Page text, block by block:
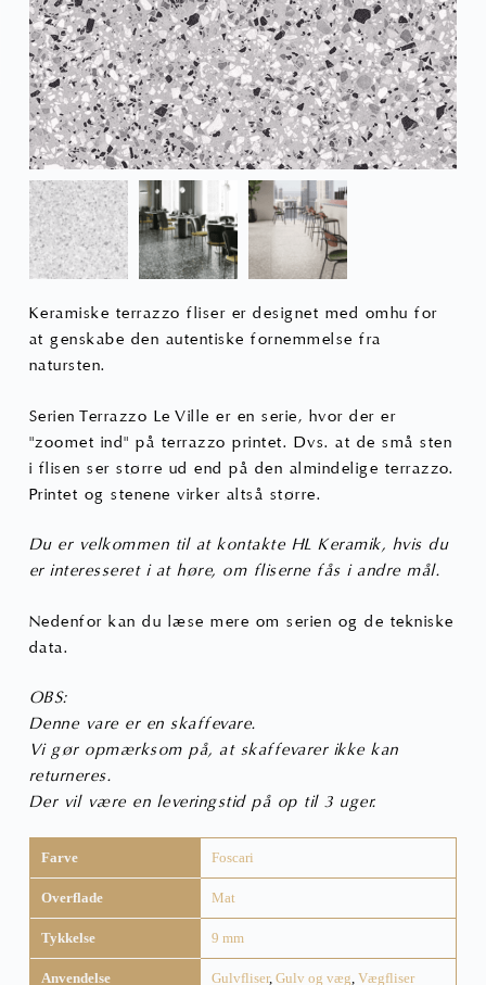
Keramiske terrazzo fliser er designet med omhu for
at genskabe den autentiske fornemmelse fra
natursten.
Serien Terrazzo Le Ville er en serie, hvor der er
"zoomet ind" på terrazzo printet. Dvs. at de små sten
i flisen ser større ud end på den almindelige terrazzo.
Printet og stenene virker altså større.
Du er velkommen til at kontakte HL Keramik, hvis du
er interesseret i at høre, om fliserne fås i andre mål.
Nedenfor kan du læse mere om serien og de tekniske
data.
OBS:
Denne vare er en skaffevare.
Vi gør opmærksom på, at skaffevarer ikke kan
returneres.
Der vil være en leveringstid på op til 3 uger.
Farve Foscari
Overflade Mat
Tykkelse 9 mm
Anvendelse Gulvfliser, Gulv og væg, Vægfliser